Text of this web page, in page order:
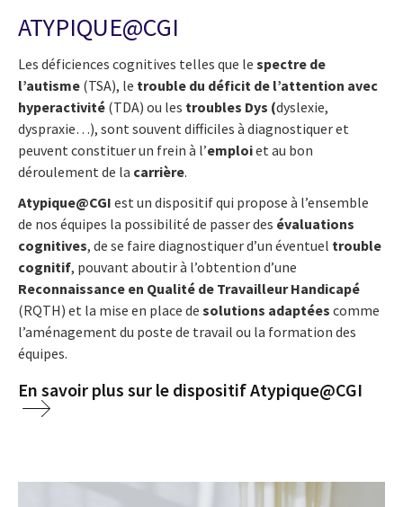
ATYPIQUE@CGI
Les déficiences cognitives telles que le spectre de
l’autisme (TSA), le trouble du déficit de l’attention avec
hyperactivité (TDA) ou les troubles Dys (dyslexie,
dyspraxie…), sont souvent difficiles à diagnostiquer et
peuvent constituer un frein à l’emploiet au bon
déroulement de la carrière.
Atypique@CGI est un dispositif qui propose à l’ensemble
de nos équipes la possibilité de passer des évaluations
cognitives, de se faire diagnostiquer d’un éventuel trouble
cognitif, pouvant aboutir à l’obtention d’une
Reconnaissance en Qualité de Travailleur Handicapé
(RQTH) et la mise en place de solutions adaptées comme
l’aménagement du poste de travail ou la formation des
équipes.
En savoir plus sur le dispositif Atypique@CGI